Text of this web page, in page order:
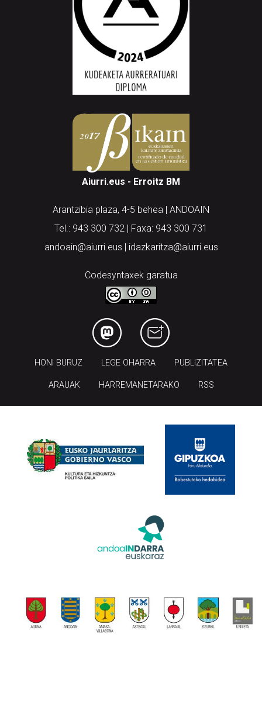
Aiurri.eus - Erroitz BM
Arantzibia plaza, 4-5 behea | ANDOAIN
Tel.: 943 300 732 | Faxa: 943 300 731
andoain@aiurri.eus | idazkaritza@aiurri.eus
Codesyntaxek garatua
HONI BURUZ LEGE OHARRA PUBLIZITATEA
ARAUAK HARREMANETARAKO RSS